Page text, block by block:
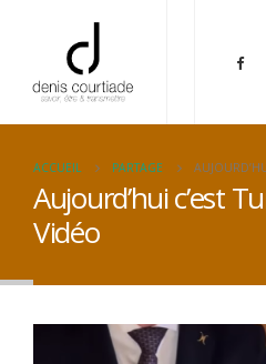
ACCUEIL PARTAGE
Aujourd’hui c’est
Vidéo